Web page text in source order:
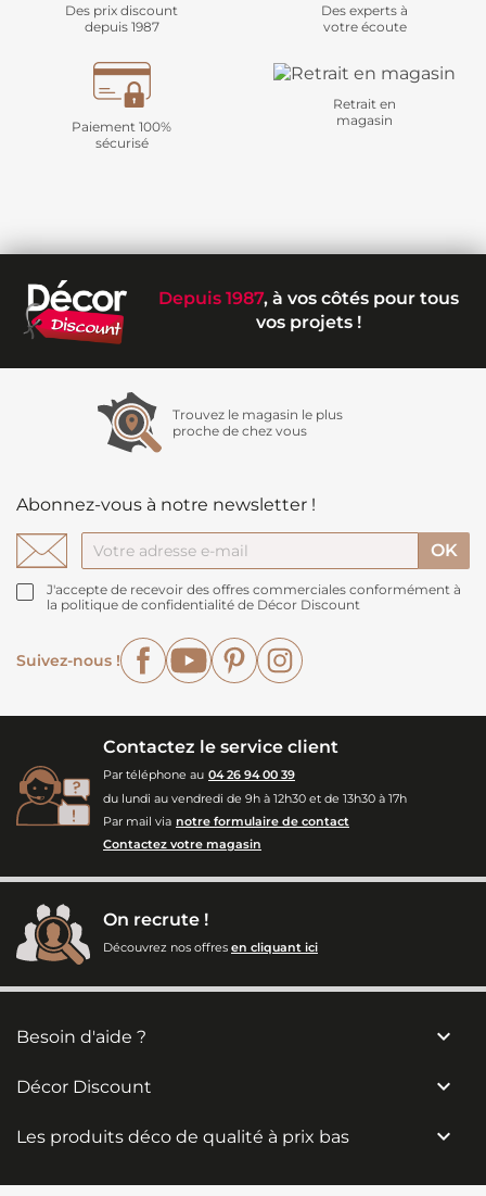
Des prix discount
depuis 1987
Des experts à
votre écoute
Paiement 100%
sécurisé
Retrait en
magasin
Depuis 1987, à vos côtés pour tous
vos projets !
Trouvez le magasin le plus
proche de chez vous
Abonnez-vous à notre newsletter !
J'accepte de recevoir des offres commerciales conformément à
la politique de confidentialité de Décor Discount
Suivez-nous !
FacebookYouTubePinterest
Contactez le service client
Par téléphone au 04 26 94 00 39
du lundi au vendredi de 9h à 12h30 et de 13h30 à 17h
Par mail via notre formulaire de contact
Contactez votre magasin
On recrute !
Découvrez nos offres en cliquant ici
Besoin d'aide ? 
Décor Discount 
Les produits déco de qualité à prix bas 